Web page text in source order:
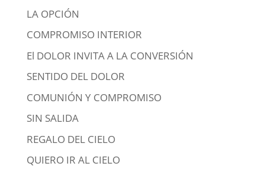
LA OPCIÓN
COMPROMISO INTERIOR
El DOLOR INVITA A LA CONVERSIÓN
SENTIDO DEL DOLOR
COMUNIÓN Y COMPROMISO
SIN SALIDA
REGALO DEL CIELO
QUIERO IR AL CIELO